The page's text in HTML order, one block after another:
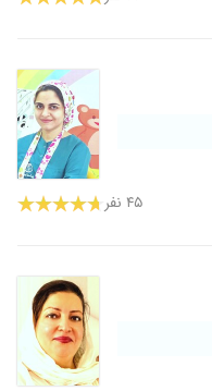
۴۵ نفر